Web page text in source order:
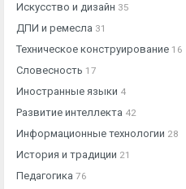
Искусство и дизайн 35
ДПИ и ремесла 31
Техническое конструирование 16
Словесность 17
Иностранные языки 4
Развитие интеллекта 42
Информационные технологии 28
История и традиции 21
Педагогика 76